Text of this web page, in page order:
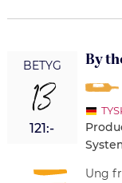
BETYG
13
121:-
By
Ung